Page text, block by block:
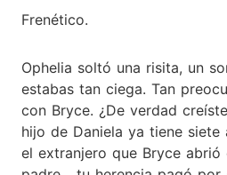
Frenético.
Ophelia soltó una risita, un
estabas tan ciega. Tan
con Bryce. ¿De verdad
hijo de Daniela ya tiene siete
el extranjero que Bryce